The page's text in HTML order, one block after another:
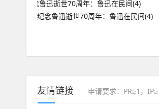
纪念鲁迅逝世70周年：鲁迅在民间(4)
友情链接 申请要求：PR≥1，